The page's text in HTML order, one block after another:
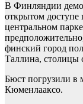
В Финляндии
открытом доступе
центральном
финский город
Таллина, столицы
Бюст погрузили в
Кюменлааксо.